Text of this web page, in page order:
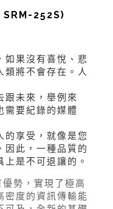
252S)
如果沒有喜悅、悲
類將不會存在。人
跟未來，舉例來
需要紀錄的媒體
的享受，就像是您
因此，一種品質的
上是不可退讓的。
勢，實現了極高
密度的資訊傳輸能